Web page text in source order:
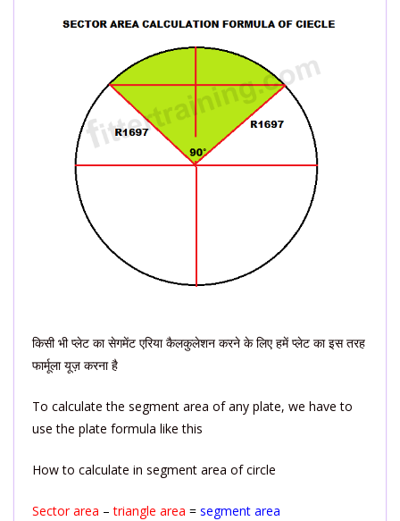
किसी भी प्लेट का सेगमेंट एरिया कैलकुलेशन करने के लिए हमें प्लेट का इस तरह
फार्मूला यूज़ करना है
To calculate the segment area of ​​any plate, we have to
use the plate formula like this
How to calculate in segment area of circle
Sector area – triangle area = segment area